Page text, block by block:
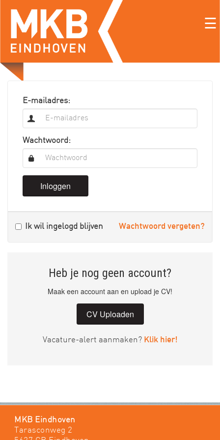
☰
E-mailadres:
Wachtwoord:
Inloggen
Ik wil ingelogd blijven Wachtwoord vergeten?
Heb je nog geen account?
Maak een account aan en upload je CV!
CV Uploaden
Vacature-alert aanmaken? Klik hier!
MKB Eindhoven
Tarasconweg 2